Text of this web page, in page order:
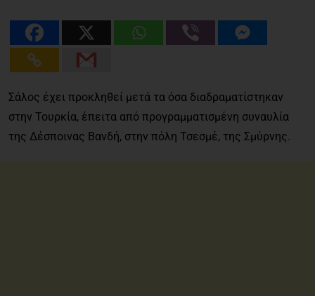
Σάλος έχει προκληθεί μετά τα όσα διαδραματίστηκαν
στην Τουρκία, έπειτα από προγραμματισμένη συναυλία
της Δέσποινας Βανδή, στην πόλη Τσεσμέ, της Σμύρνης.